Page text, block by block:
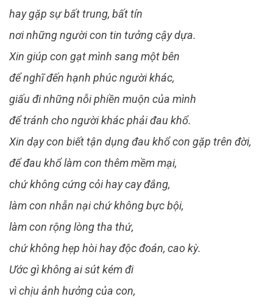
hay gặp sự bất trung, bất tín
nơi những người con tin tưởng cậy dựa.
Xin giúp con gạt mình sang một bên
để nghĩ đến hạnh phúc người khác,
giấu đi những nỗi phiền muộn của mình
để tránh cho người khác phải đau khổ.
Xin dạy con biết tận dụng đau khổ con gặp trên đời,
để đau khổ làm con thêm mềm mại,
chứ không cứng cỏi hay cay đắng,
làm con nhẫn nại chứ không bực bội,
làm con rộng lòng tha thứ,
chứ không hẹp hòi hay độc đoán, cao kỳ.
Ước gì không ai sút kém đi
vì chịu ảnh hưởng của con,